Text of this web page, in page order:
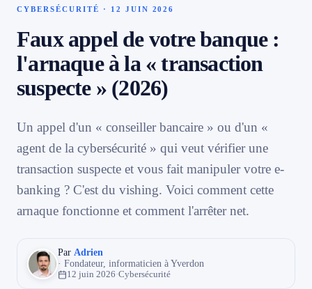
📱 Réparation téléphone par marque
📍 LOCALITÉS DESSERVIES
Région d'Yverdon
Jura & Plateau 4
Hors zone
CYBERSÉCURITÉ · 12 JUIN 2026
Faux appel de votre banque :
l'arnaque à la « transaction
suspecte » (2026)
Un appel d'un « conseiller bancaire » ou d'un «
agent de la cybersécurité » qui veut vérifier une
transaction suspecte et vous fait manipuler votre e-
banking ? C'est du vishing. Voici comment cette
arnaque fonctionne et comment l'arrêter net.
Par Adrien
· Fondateur, informaticien à Yverdon
12 juin 2026·Cybersécurité
Le vishing : le phishing par téléphone
Comment se déroule l'arnaque
Les signaux d'alerte
Que faire si vous avez été piégé ?
FAQ — Faux appel banque / vishing